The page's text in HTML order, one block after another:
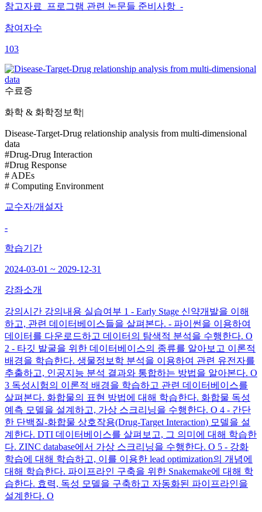
참고자료 프로그램 관련 논문들 준비사항 -
참여자수
103
수료증
화학 & 화학정보학|
Disease-Target-Drug relationship analysis from multi-dimensional
data
#Drug-Drug Interaction
#Drug Response
# ADEs
# Computing Environment
교수자/개설자
-
학습기간
2024-03-01 ~ 2029-12-31
강좌소개
강의시간 강의내용 실습여부 1 - Early Stage 신약개발을 이해
하고, 관련 데이터베이스들을 살펴본다. - 파이썬을 이용하여
데이터를 다운로드하고 데이터의 탐색적 분석을 수행한다. O
2 - 타깃 발굴을 위한 데이터베이스의 종류를 알아보고 이론적
배경을 학습한다. 생물정보학 분석을 이용하여 관련 유전자를
추출하고, 인공지능 분석 결과와 통합하는 방법을 알아본다. O
3 독성시험의 이론적 배경을 학습하고 관련 데이터베이스를
살펴본다. 화합물의 표현 방법에 대해 학습한다. 화합물 독성
예측 모델을 설계하고, 가상 스크리닝을 수행한다. O 4 - 간단
한 단백질-화합물 상호작용(Drug-Target Interaction) 모델을 설
계한다. DTI 데이터베이스를 살펴보고, 그 의미에 대해 학습한
다. ZINC database에서 가상 스크리닝을 수행한다. O 5 - 강화
학습에 대해 학습하고, 이를 이용한 lead optimization의 개념에
대해 학습한다. 파이프라인 구축을 위한 Snakemake에 대해 학
습한다. 효력, 독성 모델을 구축하고 자동화된 파이프라인을
설계한다. O